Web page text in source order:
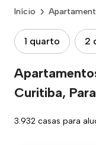
Início
1 quarto 2
Curitiba,
3.932 casas para